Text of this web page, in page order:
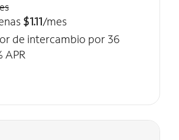
$1.11/mes
de intercambio por 36
APR